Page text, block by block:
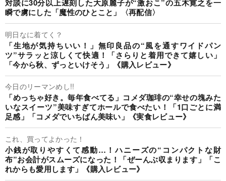
対談に30分以上遅刻した大原麗子が“激おこ”の五木寛之を一
瞬で虜にした「魔性のひとこと」〈再配信〉
明日なに着てく？
「生地が気持ちいい！」無印良品の“風を通すワイドパン
ツ”サラッと涼しくて快適！「さらりと着用できて嬉しい」
「今から秋、ずっといけそう」《購入レビュー》
今日のリーマンめし!!
「めっちゃ好き。毎年食べてる」コメダ珈琲の“幸せの塊みた
いなスイーツ”美味すぎてホールで食べたい！「1口ごとに満
足感」「コメダでいちばん美味い」《実食レビュー》
これ、買ってよかった！
小銭が取りやすくて感動…！ハニーズの“コンパクトな財
布”お会計がスムーズになった！「ぜーんぶ収まります」「こ
れからも愛用します」《購入レビュー》